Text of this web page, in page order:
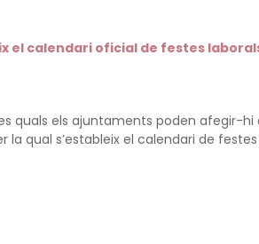
el calendari oficial de festes
quals els ajuntaments poden afegir-
la qual s’estableix el calendari de